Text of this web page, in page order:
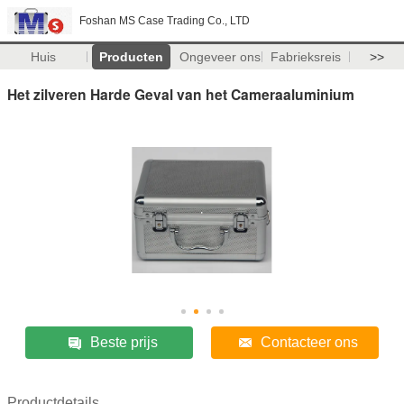
Foshan MS Case Trading Co., LTD
Huis Producten Ongeveer ons Fabrieksreis >>
Het zilveren Harde Geval van het Cameraaluminium
Beste prijs Contacteer ons